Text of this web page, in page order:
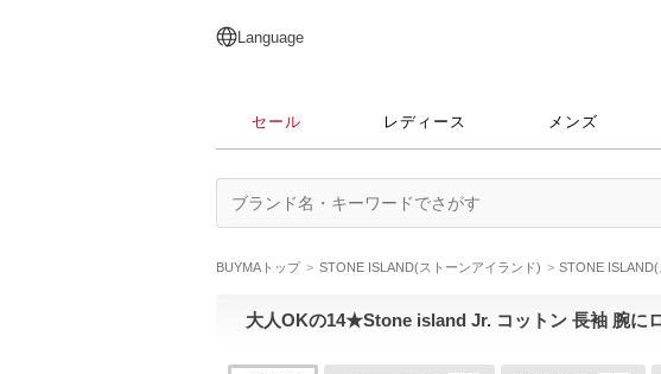
日本語
English
简体中文
繁體中文
Language
セール レディース メンズ
BUYMAトップ STONE ISLAND(ストーンアイランド) STONE
大人OKの14★Stone island Jr. コットン 長袖 腕に